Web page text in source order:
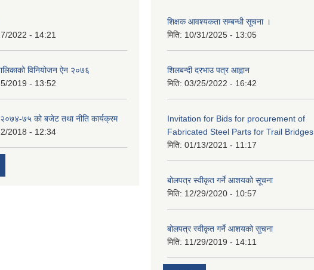
2022 - 14:21
विनियोजन ऐन २०७६
2019 - 13:52
२०७४-७५ को बजेट तथा नीति कार्यक्रम
2018 - 12:34
शिक्षक आवश्यकता सम्बन्धी सूचना ।
मिति: 10/31/2025 - 13:05
शिलबन्दी दरभाउ पत्र आह्वान
मिति: 03/25/2022 - 16:42
Invitation for Bids for procurement of
Fabricated Steel Parts for Trail Bridges
मिति: 01/13/2021 - 11:17
बोलपत्र स्वीकृत गर्ने आशयको सूचना
मिति: 12/29/2020 - 10:57
बोलपत्र स्वीकृत गर्ने आशयको सुचना
मिति: 11/29/2019 - 14:11